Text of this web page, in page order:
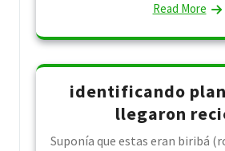
Read More
identificando
llegaron
Suponía que estas eran biribá